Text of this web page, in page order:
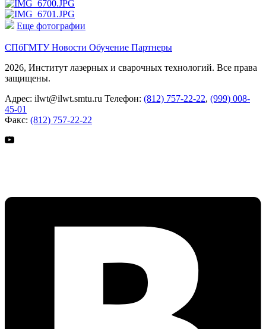
Еще фотографии
СПбГМТУНовости Обучение Партнеры
2026, Институт лазерных и сварочных технологий. Все права
защищены.
Адрес: ilwt@ilwt.smtu.ru Телефон: (812) 757-22-22, (999) 008-
45-01
Факс: (812) 757-22-22